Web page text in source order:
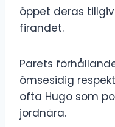
öppet deras
firandet.
Parets
ömsesidig
ofta Hugo som
jordnära.